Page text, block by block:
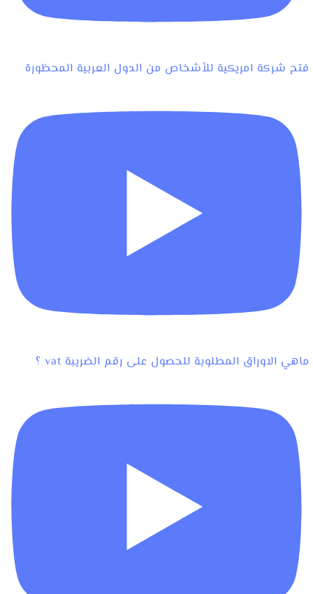
فتح شركة امريكية للأشخاص من الدول العربية المحظورة
ماهي الاوراق المطلوبة للحصول على رقم الضريبة vat ؟